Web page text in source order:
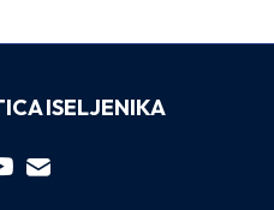
ISELJENIKA